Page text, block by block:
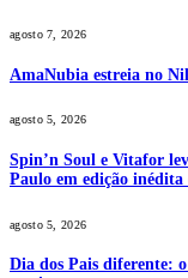
agosto 7, 2026
AmaNubia estreia no
agosto 5, 2026
Spin’n Soul e Vitafor
Paulo em edição
agosto 5, 2026
Dia dos Pais diferente: